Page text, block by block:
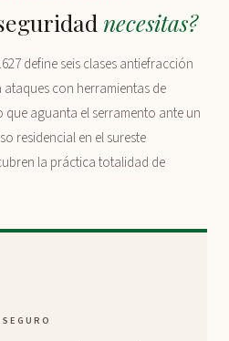
necesitas?
define seis clases antiefracción
con herramientas de
aguanta el serramento ante un
residencial en el sureste
la práctica totalidad de